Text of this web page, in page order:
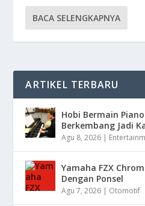
BACA SELENGKAPNYA
ARTIKEL TERBARU
Hobi Bermain
Berkembang Jadi
Agu 8, 2026 |
Yamaha FZX
Dengan Ponsel
Agu 7, 2026 | Otomotif